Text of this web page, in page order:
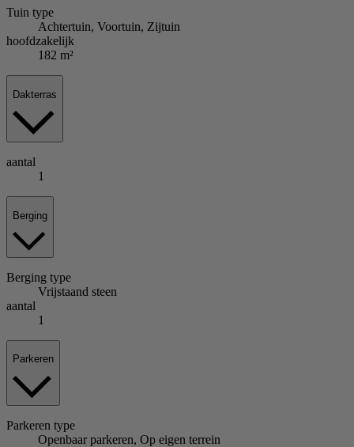
Tuin type
Achtertuin, Voortuin, Zijtuin
hoofdzakelijk
182 m²
Dakterras
aantal
1
Berging
Berging type
Vrijstaand steen
aantal
1
Parkeren
Parkeren type
Openbaar parkeren, Op eigen terrein